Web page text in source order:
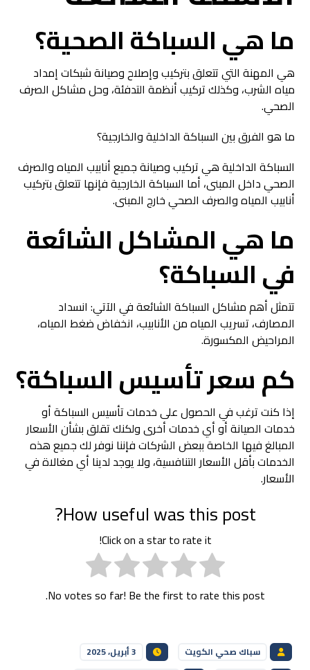
ما هي السباكة الصحية؟
هي المهنة التي تتعلق بتركيب وإصلاح وصيانة شبكات إمداد
مياه الشرب، وكذلك تركيب أنظمة التدفئة، وحل مشاكل الصرف
الصحي.
ما هو الفرق بين السباكة الداخلية والخارجية؟
السباكة الداخلية هي تركيب وصيانة جميع أنابيب المياه والصرف
الصحي داخل المبنى، أما السباكة الخارجية فإنها تتعلق بتركيب
أنابيب المياه والصرف الصحي خارج المبنى.
ما هي المشاكل الشائعة
في السباكة؟
تتمثل أهم مشاكل السباكة الشائعة في الآتي: انسداد
المصارف، تسريب المياه من الأنابيب، انخفاض ضغط المياه،
المراحيض المكسورة.
كم سعر تأسيس السباكة؟
إذا كنت ترغب في الحصول على خدمات تأسيس السباكة أو
خدمات الصيانة أو أي خدمات أخرى ولكنك تقلق بشأن الأسعار
المبالغ فيها الخاصة ببعض الشركات فإننا نوفر لك جميع هذه
الخدمات بأقل الأسعار التنافسية، ولا يوجد لدينا أي مغالاة في
الأسعار.
How useful was this post?
Click on a star to rate it!
No votes so far! Be the first to rate this post.
سباك صحي الكويت
3 أبريل، 2025